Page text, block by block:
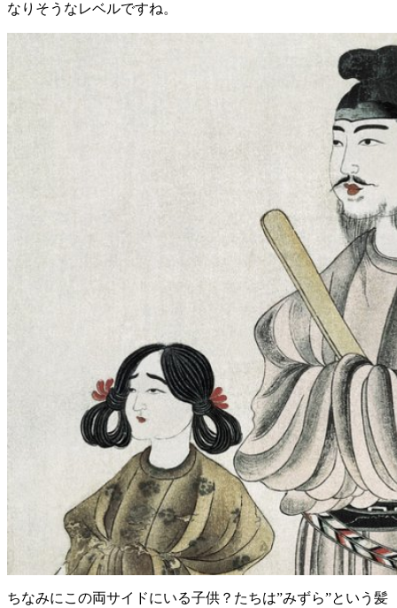
なりそうなレベルですね。
ちなみにこの両サイドにいる子供？たちは”みずら”という髪